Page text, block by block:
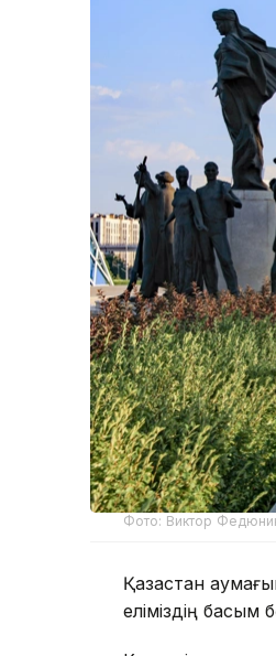
Фото: Виктор
Қазақстан
еліміздің басым